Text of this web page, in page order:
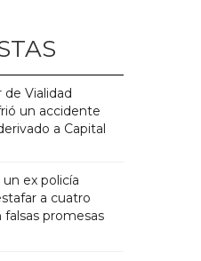
de Vialidad
un accidente
a Capital
ex policía
a cuatro
falsas promesas